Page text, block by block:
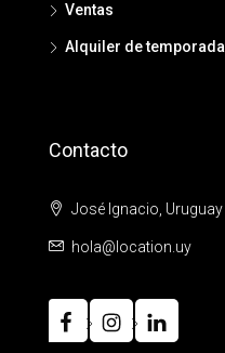
Ventas
Alquiler de temporada
Contacto
José Ignacio, Uruguay
hola@location.uy